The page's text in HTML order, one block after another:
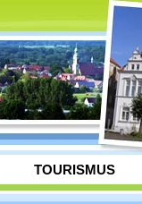
TOURISMUS